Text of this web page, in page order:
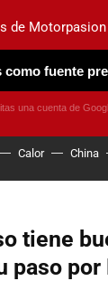
Calor China
tiene
paso por
de
como fuente
una cuenta de